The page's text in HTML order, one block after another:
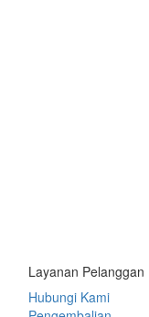
Layanan Pelanggan
Hubungi Kami